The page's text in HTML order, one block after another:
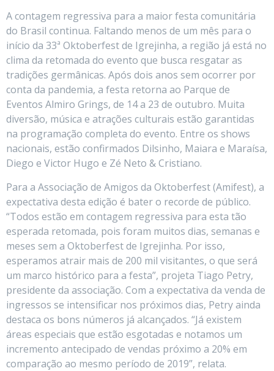
A contagem regressiva para a maior festa comunitária
do Brasil continua. Faltando menos de um mês para o
início da 33ª Oktoberfest de Igrejinha, a região já está no
clima da retomada do evento que busca resgatar as
tradições germânicas. Após dois anos sem ocorrer por
conta da pandemia, a festa retorna ao Parque de
Eventos Almiro Grings, de 14 a 23 de outubro. Muita
diversão, música e atrações culturais estão garantidas
na programação completa do evento. Entre os shows
nacionais, estão confirmados Dilsinho, Maiara e Maraísa,
Diego e Victor Hugo e Zé Neto & Cristiano.
Para a Associação de Amigos da Oktoberfest (Amifest), a
expectativa desta edição é bater o recorde de público.
“Todos estão em contagem regressiva para esta tão
esperada retomada, pois foram muitos dias, semanas e
meses sem a Oktoberfest de Igrejinha. Por isso,
esperamos atrair mais de 200 mil visitantes, o que será
um marco histórico para a festa”, projeta Tiago Petry,
presidente da associação. Com a expectativa da venda de
ingressos se intensificar nos próximos dias, Petry ainda
destaca os bons números já alcançados. “Já existem
áreas especiais que estão esgotadas e notamos um
incremento antecipado de vendas próximo a 20% em
comparação ao mesmo período de 2019”, relata.